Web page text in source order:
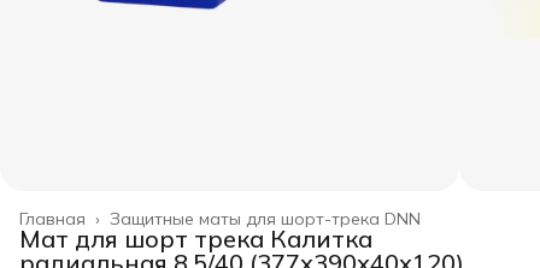
Защитные маты для шорт-трека DNN
Главная ›
Мат для шорт трека Калитка